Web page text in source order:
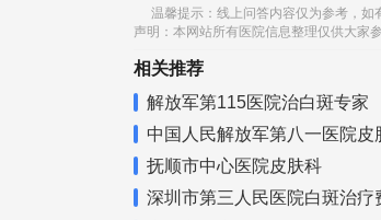
温馨提示：线上问答内容仅为参考，
声明：本网站所有医院信息整理仅供大家
相关推荐
解放军第115医院治白斑专家
中国人民解放军第八一医院皮
抚顺市中心医院皮肤科
深圳市第三人民医院白斑治疗